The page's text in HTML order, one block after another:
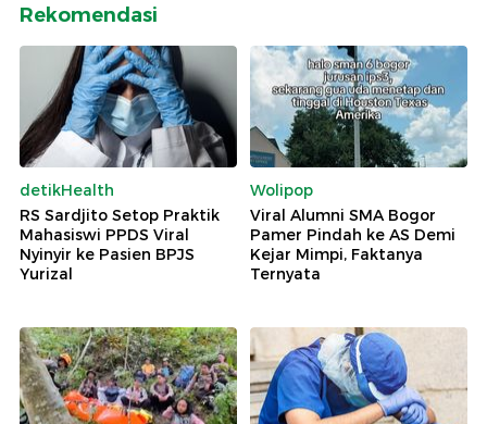
Rekomendasi
detikHealth
RS Sardjito Setop Praktik
Mahasiswi PPDS Viral
Nyinyir ke Pasien BPJS
Yurizal
Wolipop
Viral Alumni SMA Bogor
Pamer Pindah ke AS Demi
Kejar Mimpi, Faktanya
Ternyata